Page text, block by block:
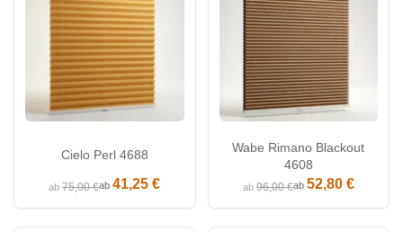
Cielo Perl 4688
ab75,00 €ab41,25 €
Wabe Rimano Blackout
4608
ab96,00 €ab 52,80 €